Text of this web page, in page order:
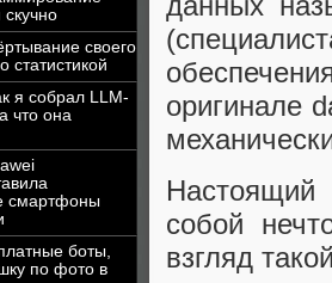
своего
статистикой
я собрал LLM-
что она
смартфоны
боты,
по фото в
оригинале
собой
взгляд